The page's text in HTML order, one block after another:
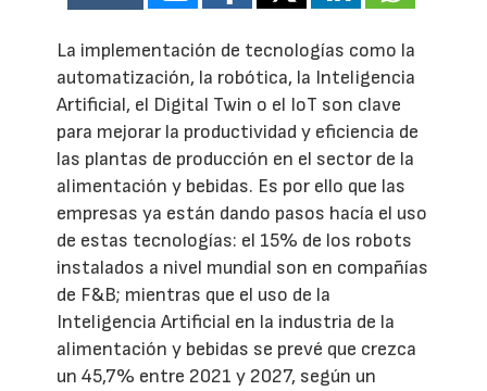
La implementación de tecnologías como la
automatización, la robótica, la Inteligencia
Artificial, el Digital Twin o el IoT son clave
para mejorar la productividad y eficiencia de
las plantas de producción en el sector de la
alimentación y bebidas. Es por ello que las
empresas ya están dando pasos hacía el uso
de estas tecnologías: el 15% de los robots
instalados a nivel mundial son en compañías
de F&B; mientras que el uso de la
Inteligencia Artificial en la industria de la
alimentación y bebidas se prevé que crezca
un 45,7% entre 2021 y 2027, según un